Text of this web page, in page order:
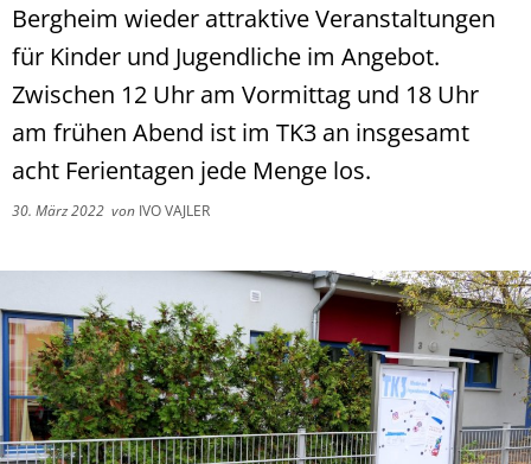
Bergheim wieder attraktive Veranstaltungen
für Kinder und Jugendliche im Angebot.
Zwischen 12 Uhr am Vormittag und 18 Uhr
am frühen Abend ist im TK3 an insgesamt
acht Ferientagen jede Menge los.
30. März 2022 von IVO VAJLER